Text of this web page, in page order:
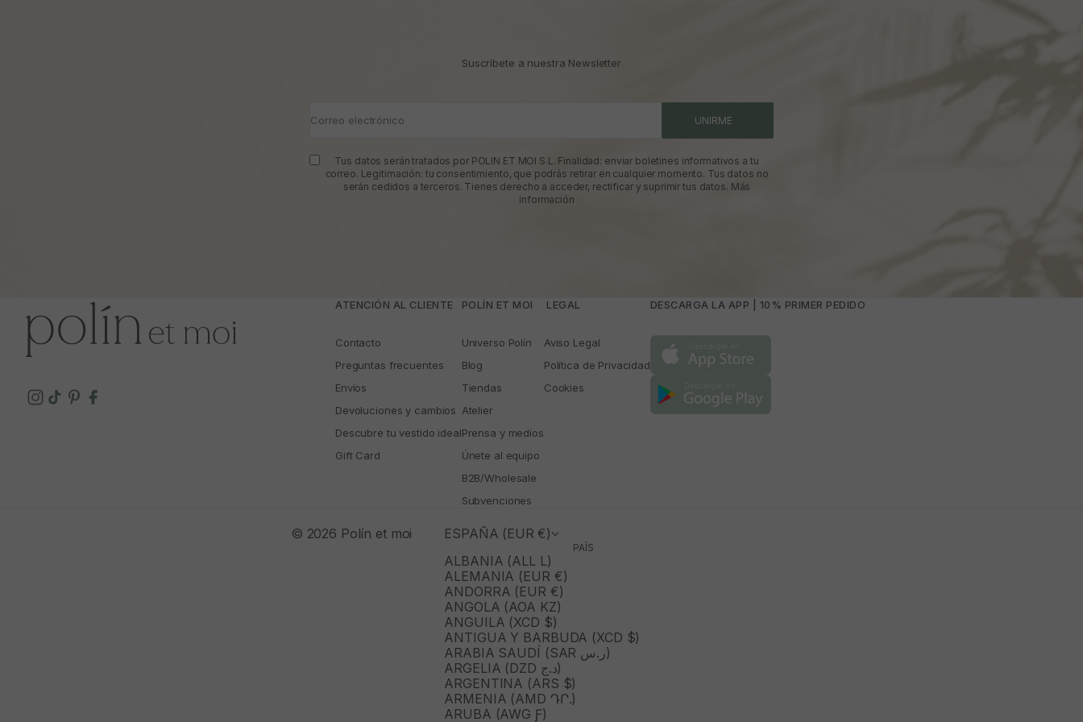
Suscríbete a nuestra Newsletter
Correo electrónico UNIRME
Tus datos serán tratados por POLIN ET MOI S.L. Finalidad: enviar boletines informativos a tu
correo. Legitimación: tu consentimiento, que podrás retirar en cualquier momento. Tus datos no
serán cedidos a terceros. Tienes derecho a acceder, rectificar y suprimir tus datos. Más
información
ATENCIÓN AL CLIENTE
Contacto
Preguntas frecuentes
Envíos
Devoluciones y cambios
Descubre tu vestido ideal
Gift Card
POLÍN ET MOI
Universo Polín
Blog
Tiendas
Atelier
Prensa y medios
Únete al equipo
B2B/Wholesale
Subvenciones
­ LEGAL
Aviso Legal
Política de Privacidad
Cookies
DESCARGA LA APP | 10% PRIMER PEDIDO
ESPAÑA (EUR €)
PAÍS
ALBANIA (ALL L)
ALEMANIA (EUR €)
ANDORRA (EUR €)
ANGOLA (AOA KZ)
ANGUILA (XCD $)
ANTIGUA Y BARBUDA (XCD $)
ARABIA SAUDÍ (SAR ر.س)
ARGELIA (DZD د.ج)
ARGENTINA (ARS $)
ARMENIA (AMD ԴՐ.)
ARUBA (AWG Ƒ)
© 2026 Polín et moi